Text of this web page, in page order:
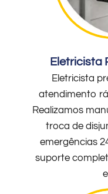
Eletricista
Eletricista
atendimento
Realizamos
troca de
emergências
suporte